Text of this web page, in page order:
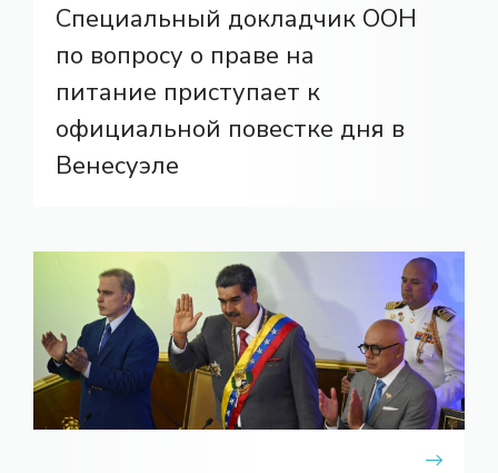
Специальный докладчик ООН
по вопросу о праве на
питание приступает к
официальной повестке дня в
Венесуэле